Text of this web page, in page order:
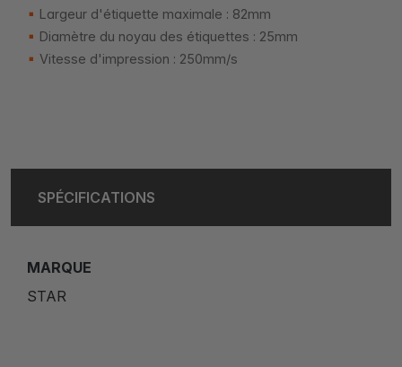
Largeur d'étiquette maximale : 82mm
Diamètre du noyau des étiquettes : 25mm
Vitesse d'impression : 250mm/s
SPÉCIFICATIONS
MARQUE
STAR